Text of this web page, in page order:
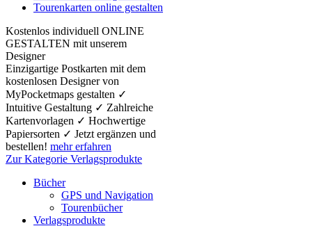
Tourenkarten online gestalten
Kostenlos individuell ONLINE
GESTALTEN mit unserem
Designer
Einzigartige Postkarten mit dem
kostenlosen Designer von
MyPocketmaps gestalten ✓
Intuitive Gestaltung ✓ Zahlreiche
Kartenvorlagen ✓ Hochwertige
Papiersorten ✓ Jetzt ergänzen und
bestellen! mehr erfahren
Zur Kategorie Verlagsprodukte
Bücher
GPS und Navigation
Tourenbücher
Verlagsprodukte